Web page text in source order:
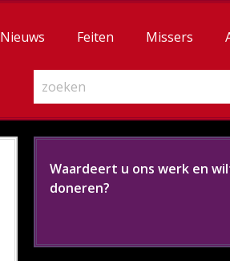
Nieuws Feiten Missers
Waardeert u ons werk en
doneren?